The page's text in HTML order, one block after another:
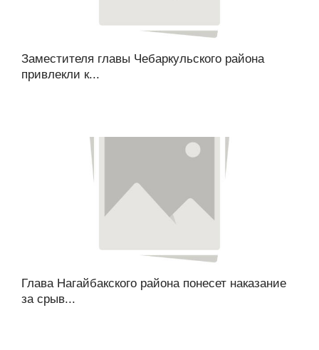
Заместителя главы Чебаркульского района
привлекли к...
Глава Нагайбакского района понесет наказание
за срыв...